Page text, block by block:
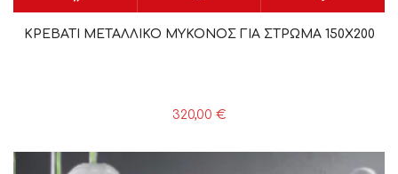
ΚΡΕΒΑΤΙ ΜΕΤΑΛΛΙΚΟ ΜΥΚΟΝΟΣ ΓΙΑ ΣΤΡΩΜΑ 150Χ200
320,00 €